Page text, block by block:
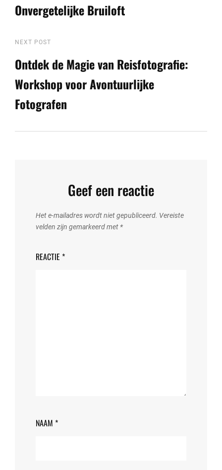
Onvergetelijke Bruiloft
Next
Post
NEXT POST
Ontdek de Magie van Reisfotografie:
Workshop voor Avontuurlijke
Fotografen
Geef een reactie
Het e-mailadres wordt niet gepubliceerd. Vereiste
velden zijn gemarkeerd met *
REACTIE *
NAAM *